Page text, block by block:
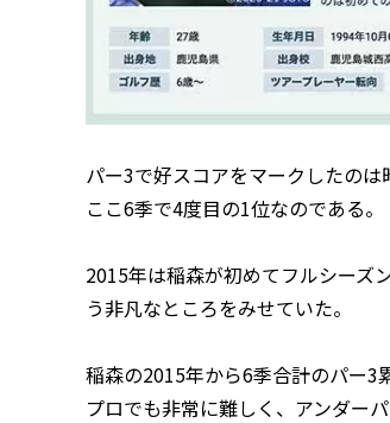
パー3で好スコアをマークしたの
ここ6季で4度目の1位なのである。
2015年は稲森が初めてフルシーズ
う非凡なところをみせていた。
稲森の2015年から6季合計のパー3
プロでも非常に難しく、アンダー